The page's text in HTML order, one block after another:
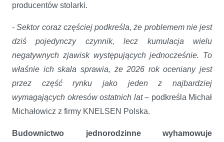
producentów stolarki.
-Sektor coraz częściej podkreśla, że problemem nie jest
dziś pojedynczy czynnik, lecz kumulacja wielu
negatywnych zjawisk występujących jednocześnie. To
właśnie ich skala sprawia, że 2026 rok oceniany jest
przez część rynku jako jeden z najbardziej
wymagających okresów ostatnich lat– podkreśla Michał
Michałowicz z firmy KNELSEN Polska.
Budownictwo jednorodzinne wyhamowuje